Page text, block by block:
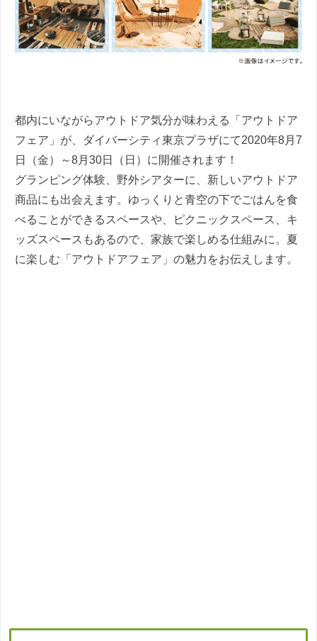
都内にいながらアウトドア気分が味わえる「アウトドア
フェア」が、ダイバーシティ東京プラザにて2020年8月7
日（金）～8月30日（日）に開催されます！
グランピング体験、野外シアターに、新しいアウトドア
商品にも出会えます。ゆっくりと青空の下でごはんを食
べることができるスペースや、ピクニックスペース、キ
ッズスペースもあるので、家族で楽しめる仕組みに。夏
に楽しむ「アウトドアフェア」の魅力をお伝えします。